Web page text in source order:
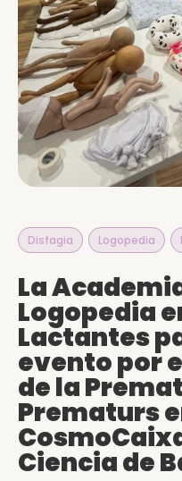
Disfagia Logopedia
La
Logopedia
Lactantes
evento por
de la
Prematurs
Ciencia de